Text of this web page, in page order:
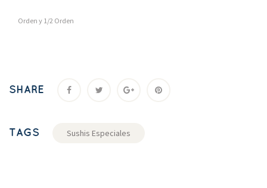
Orden y 1/2 Orden
SHARE
TAGS Sushis Especiale